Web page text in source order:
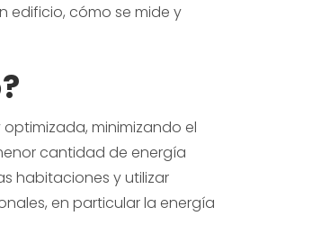
edificio, cómo se mide y
?
minimizando el
cantidad de energía
habitaciones y utilizar
en particular la energía